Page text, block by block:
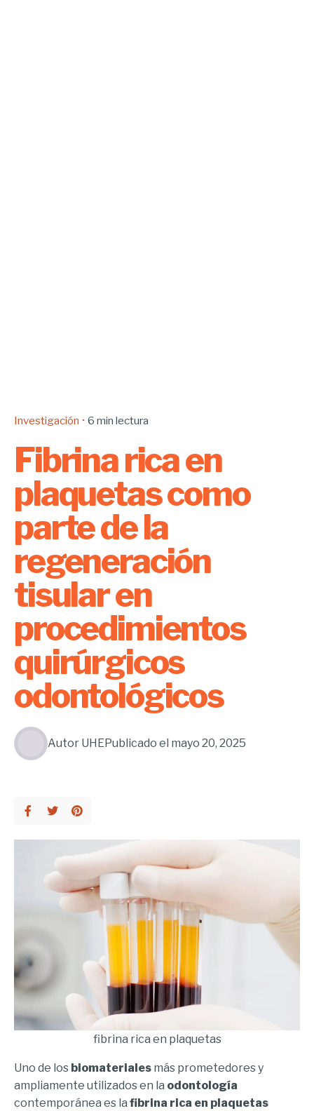
Investigación 6 min lectura
Fibrina rica en
plaquetas como
parte de la
regeneración
tisular en
procedimientos
quirúrgicos
odontológicos
Autor UHEPublicado el mayo 20, 2025
fibrina rica en plaquetas
Uno de los biomateriales más prometedores y
ampliamente utilizados en la odontología
contemporánea es la fibrina rica en plaquetas